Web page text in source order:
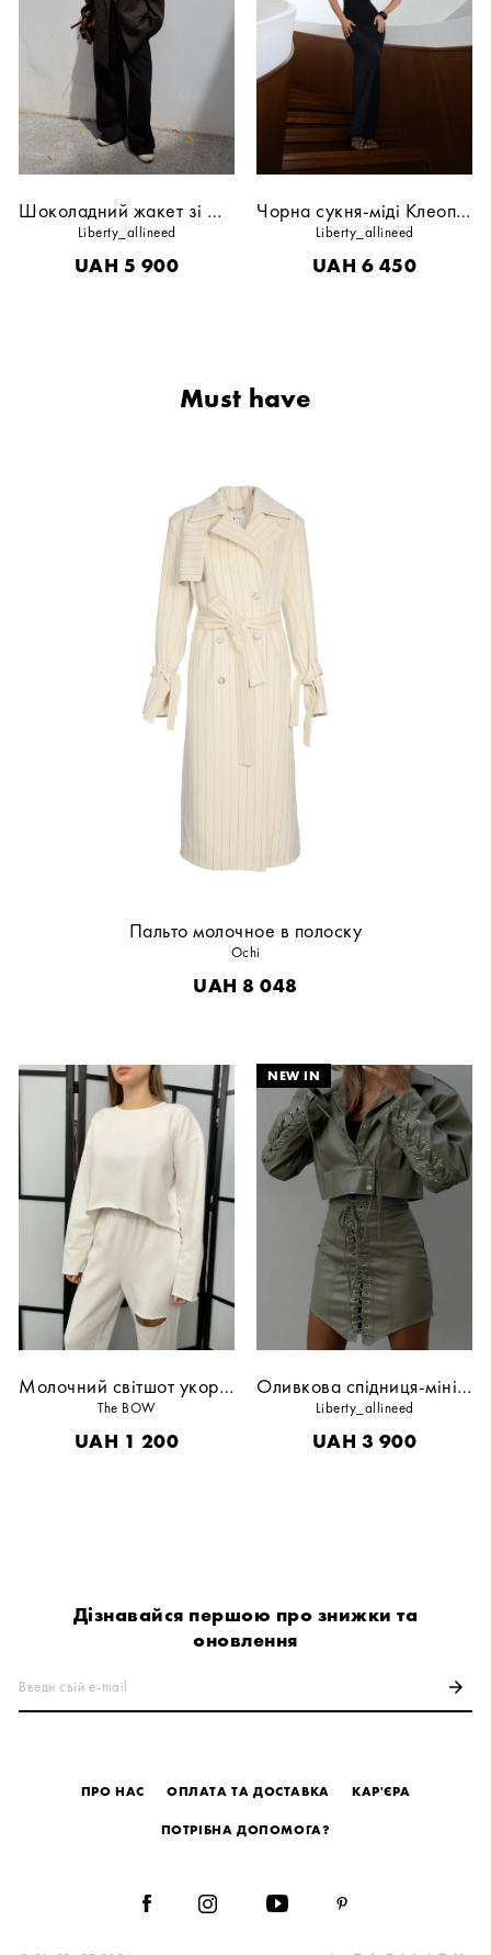
Шоколадний жакет зі шкіряними вставками
Liberty_allineed
UAH 5 900
Чорна сукня-міді Клеопатра декор
Liberty_allineed
UAH 6 450
Liberty_allineed
4 800
Сірий брючний костюм
Liberty_allineed
UAH
Вишнева сорочка в клітину з капюшоном
Liberty_allineed
UAH 4 800
Бежева сукня-міні з білим мереживом
Liberty_allineed
UAH5 300
Must have
Пальто молочное в полоску
Ochi
UAH 8 048
Молочний світшот укорочений без флісу
The BOW
UAH 1 200
Оливкова спідниця-міні на шнурівці еко-шкіра
Liberty_allineed
UAH 3 900
Дізнавайся першою про знижки та
оновлення
Введи свій e-mail arrow_forward
ПРО НАС ОПЛАТА ТА ДОСТАВКА КАР'ЄРА
ПОТРІБНА ДОПОМОГА?